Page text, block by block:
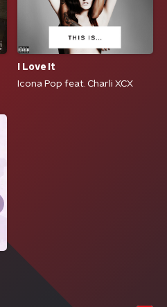
I Love It
Icona Pop feat. Charli XCX